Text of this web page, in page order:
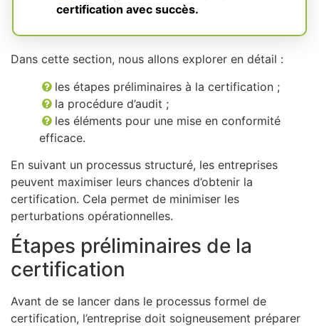
certification avec succès.
Dans cette section, nous allons explorer en détail :
les étapes préliminaires à la certification ;
la procédure d’audit ;
les éléments pour une mise en conformité
efficace.
En suivant un processus structuré, les entreprises
peuvent maximiser leurs chances d’obtenir la
certification. Cela permet de minimiser les
perturbations opérationnelles.
Étapes préliminaires de la
certification
Avant de se lancer dans le processus formel de
certification, l’entreprise doit soigneusement préparer